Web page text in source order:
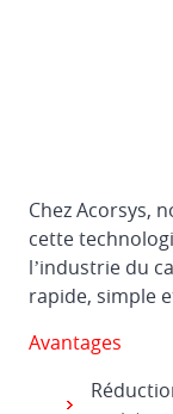
Chez Acorsys,
cette
l’industrie du
rapide, simple
Avantages